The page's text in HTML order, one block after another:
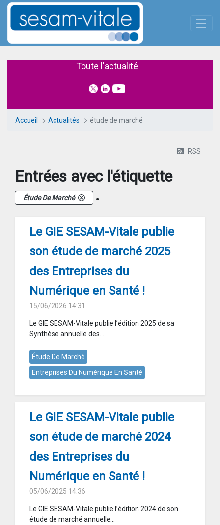
Saut au contenu principal
Toute l'actualité
Accueil Actualités étude de marché
RSS
Entrées avec l'étiquette
Étude De Marché .
Le GIE SESAM-Vitale publie
son étude de marché 2025
des Entreprises du
Numérique en Santé !
15/06/2026 14:31
Le GIE SESAM-Vitale publie l’édition 2025 de sa
Synthèse annuelle des...
Étude De Marché
Entreprises Du Numérique En Santé
Le GIE SESAM-Vitale publie
son étude de marché 2024
des Entreprises du
Numérique en Santé !
05/06/2025 14:36
Le GIE SESAM-Vitale publie l’édition 2024 de son
étude de marché annuelle...
Panneau de gestion des cookies